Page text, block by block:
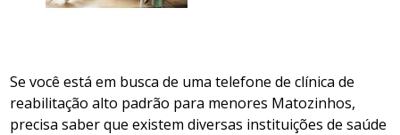
Se você está em busca de uma telefone de clínica de
reabilitação alto padrão para menores Matozinhos,
precisa saber que existem diversas instituições de saúde